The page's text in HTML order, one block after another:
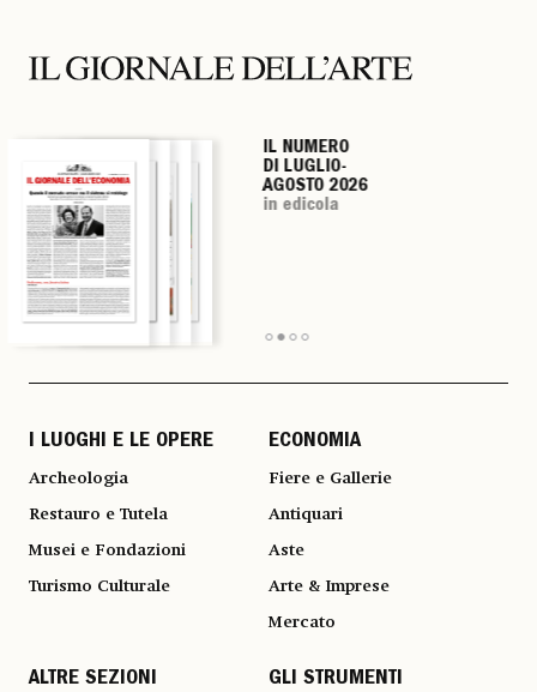
IL NUMERO
DI LUGLIO-
AGOSTO 2026
in edicola
IL NUMERO
DI LUGLIO-
AGOSTO 2026
in edicola
IL NUMERO
DI LUGLIO-
AGOSTO 2026
in edicola
IL NUMERO
DI LUGLIO-
AGOSTO 2026
in edicola
I LUOGHI E LE OPERE
Archeologia
Restauro e Tutela
Musei e Fondazioni
Turismo Culturale
ECONOMIA
Fiere e Gallerie
Antiquari
Aste
Arte & Imprese
Mercato
ALTRE SEZIONI GLI STRUMENTI